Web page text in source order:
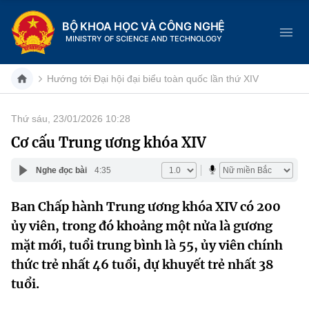
BỘ KHOA HỌC VÀ CÔNG NGHỆ
MINISTRY OF SCIENCE AND TECHNOLOGY
Danh mục
Trang chủ
Chức năng nhiệm vụ
Cơ cấu tổ chức
Tin tức sự kiện
Khoa học và Công nghệ
Dịch vụ công
Hệ thống văn bản
Hướng tới Đại hội đại biểu toàn quốc lần thứ XIV
Thứ sáu, 23/01/2026 10:28
Cơ cấu Trung ương khóa XIV
Nghe đọc bài 4:35
Ban Chấp hành Trung ương khóa XIV có 200
ủy viên, trong đó khoảng một nửa là gương
mặt mới, tuổi trung bình là 55, ủy viên chính
thức trẻ nhất 46 tuổi, dự khuyết trẻ nhất 38
tuổi.